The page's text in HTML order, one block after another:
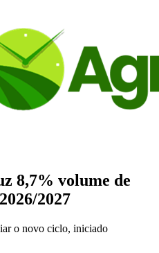
8,7% volume de
2027
o novo ciclo, iniciado